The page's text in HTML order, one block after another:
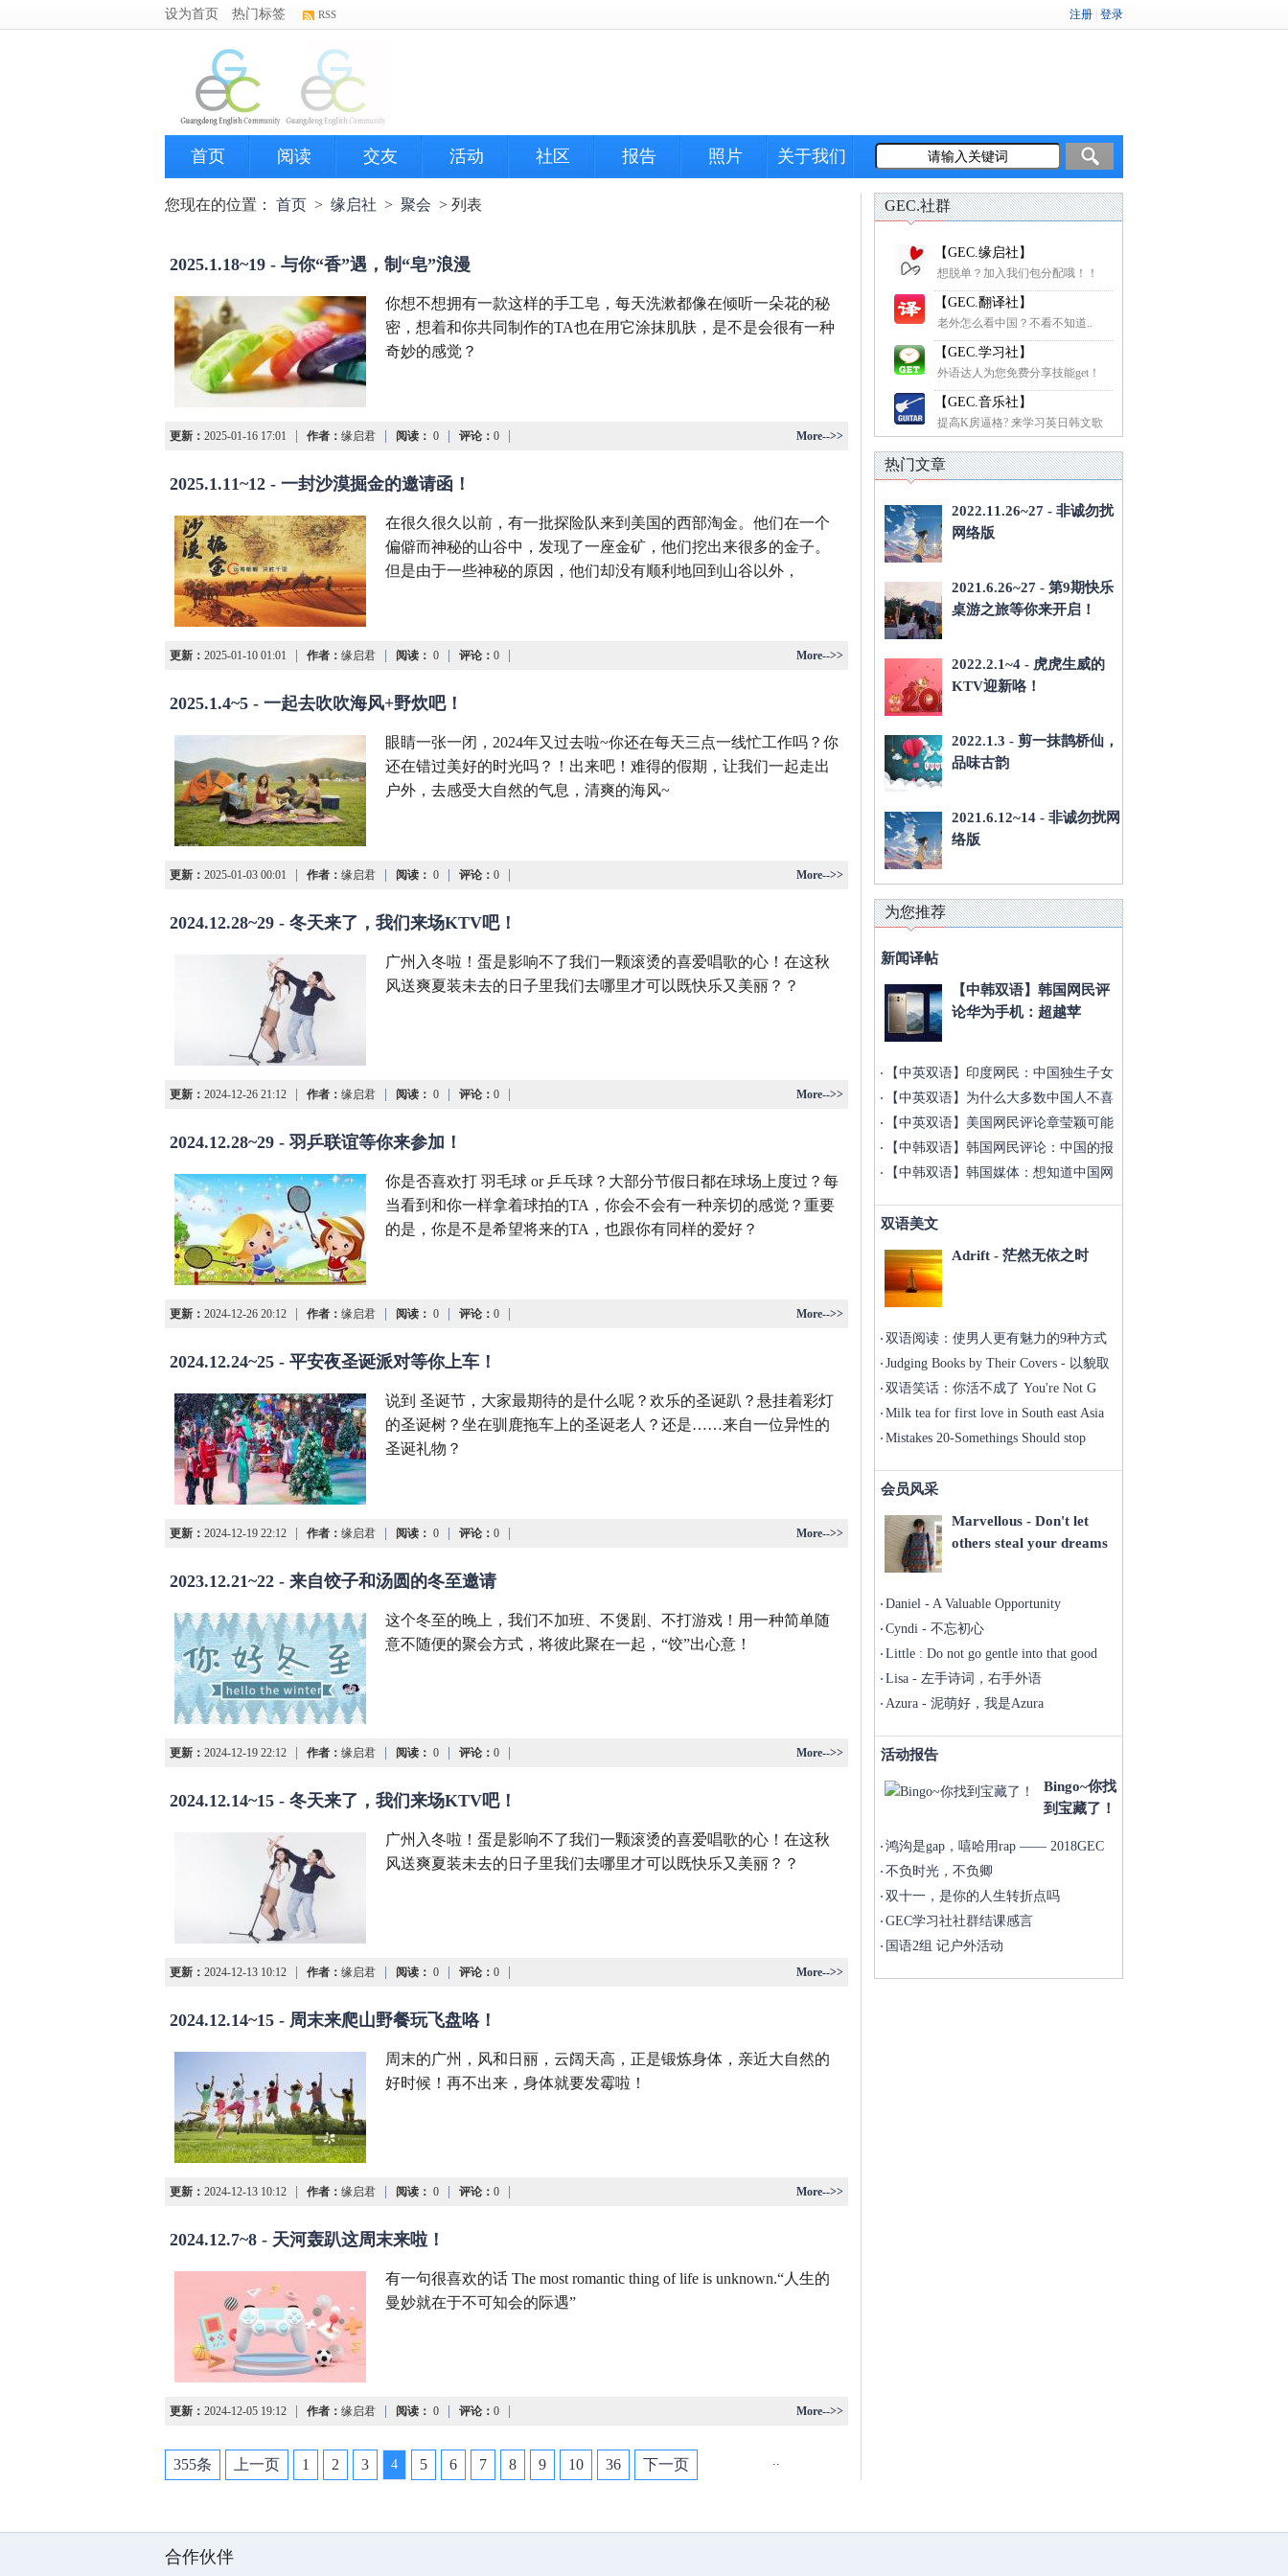
设为首页 热门标签 RSS
首页 阅读 交友 活动 社区 报告 照片 关于我们
您现在的位置： 首页 > 缘启社 > 聚会 > 列表
2025.1.18~19 - 与你“香”遇，制“皂”浪漫
你想不想拥有一款这样的手工皂，每天洗漱都像在倾听一朵花的秘
密，想着和你共同制作的TA也在用它涂抹肌肤，是不是会很有一种
奇妙的感觉？
更新： 2025-01-16 17:01 作者： 缘启君 阅读： 0 评论： 0 More-->>
2025.1.11~12 - 一封沙漠掘金的邀请函！
在很久很久以前，有一批探险队来到美国的西部淘金。他们在一个
偏僻而神秘的山谷中，发现了一座金矿，他们挖出来很多的金子。
但是由于一些神秘的原因，他们却没有顺利地回到山谷以外，
更新： 2025-01-10 01:01 作者： 缘启君 阅读： 0 评论： 0 More-->>
2025.1.4~5 - 一起去吹吹海风+野炊吧！
眼睛一张一闭，2024年又过去啦~你还在每天三点一线忙工作吗？你
还在错过美好的时光吗？！出来吧！难得的假期，让我们一起走出
户外，去感受大自然的气息，清爽的海风~
更新： 2025-01-03 00:01 作者： 缘启君 阅读： 0 评论： 0 More-->>
2024.12.28~29 - 冬天来了，我们来场KTV吧！
广州入冬啦！蛋是影响不了我们一颗滚烫的喜爱唱歌的心！在这秋
风送爽夏装未去的日子里我们去哪里才可以既快乐又美丽？？
更新： 2024-12-26 21:12 作者： 缘启君 阅读： 0 评论： 0 More-->>
2024.12.28~29 - 羽乒联谊等你来参加！
你是否喜欢打 羽毛球 or 乒乓球？大部分节假日都在球场上度过？每
当看到和你一样拿着球拍的TA，你会不会有一种亲切的感觉？重要
的是，你是不是希望将来的TA，也跟你有同样的爱好？
更新： 2024-12-26 20:12 作者： 缘启君 阅读： 0 评论： 0 More-->>
2024.12.24~25 - 平安夜圣诞派对等你上车！
说到 圣诞节，大家最期待的是什么呢？欢乐的圣诞趴？悬挂着彩灯
的圣诞树？坐在驯鹿拖车上的圣诞老人？还是……来自一位异性的
圣诞礼物？
更新： 2024-12-19 22:12 作者： 缘启君 阅读： 0 评论： 0 More-->>
2023.12.21~22 - 来自饺子和汤圆的冬至邀请
这个冬至的晚上，我们不加班、不煲剧、不打游戏！用一种简单随
意不随便的聚会方式，将彼此聚在一起，“饺”出心意！
更新： 2024-12-19 22:12 作者： 缘启君 阅读： 0 评论： 0 More-->>
2024.12.14~15 - 冬天来了，我们来场KTV吧！
广州入冬啦！蛋是影响不了我们一颗滚烫的喜爱唱歌的心！在这秋
风送爽夏装未去的日子里我们去哪里才可以既快乐又美丽？？
更新： 2024-12-13 10:12 作者： 缘启君 阅读： 0 评论： 0 More-->>
2024.12.14~15 - 周末来爬山野餐玩飞盘咯！
周末的广州，风和日丽，云阔天高，正是锻炼身体，亲近大自然的
好时候！再不出来，身体就要发霉啦！
更新： 2024-12-13 10:12 作者： 缘启君 阅读： 0 评论： 0 More-->>
2024.12.7~8 - 天河轰趴这周末来啦！
有一句很喜欢的话 The most romantic thing of life is unknown.“人生的
曼妙就在于不可知会的际遇”
更新： 2024-12-05 19:12 作者： 缘启君 阅读： 0 评论： 0 More-->>
355条 上一页 1 2 3 4 5 6 7 8 9 10 ..
36 下一页
GEC.社群
【GEC.缘启社】
想脱单？加入我们包分配哦！！
【GEC.翻译社】
老外怎么看中国？不看不知道..
【GEC.学习社】
外语达人为您免费分享技能get！
【GEC.音乐社】
提高K房逼格? 来学习英日韩文歌
热门文章
2022.11.26~27 - 非诚勿扰
网络版
2021.6.26~27 - 第9期快乐
桌游之旅等你来开启！
2022.2.1~4 - 虎虎生威的
KTV迎新咯！
2022.1.3 - 剪一抹鹊桥仙，
品味古韵
2021.6.12~14 - 非诚勿扰网
络版
为您推荐
新闻译帖
【中韩双语】韩国网民评
论华为手机：超越苹
【中英双语】印度网民：中国独生子女
成
【中英双语】为什么大多数中国人不喜
欢
【中英双语】美国网民评论章莹颖可能
已
【中韩双语】韩国网民评论：中国的报
复
【中韩双语】韩国媒体：想知道中国网
双语美文
Adrift - 茫然无依之时
双语阅读：使男人更有魅力的9种方式
Judging Books by Their Covers - 以貌取
人
双语笑话：你活不成了 You're Not G
Milk tea for first love in South east Asia
Mistakes 20-Somethings Should stop
会员风采
Marvellous - Don't let
others steal your dreams
Daniel - A Valuable Opportunity
Cyndi - 不忘初心
Little : Do not go gentle into that good
night
Lisa - 左手诗词，右手外语
Azura - 泥萌好，我是Azura
活动报告
Bingo~你找
到宝藏了！
鸿沟是gap，嘻哈用rap —— 2018GEC
不负时光，不负卿
双十一，是你的人生转折点吗
GEC学习社社群结课感言
国语2组 记户外活动
合作伙伴